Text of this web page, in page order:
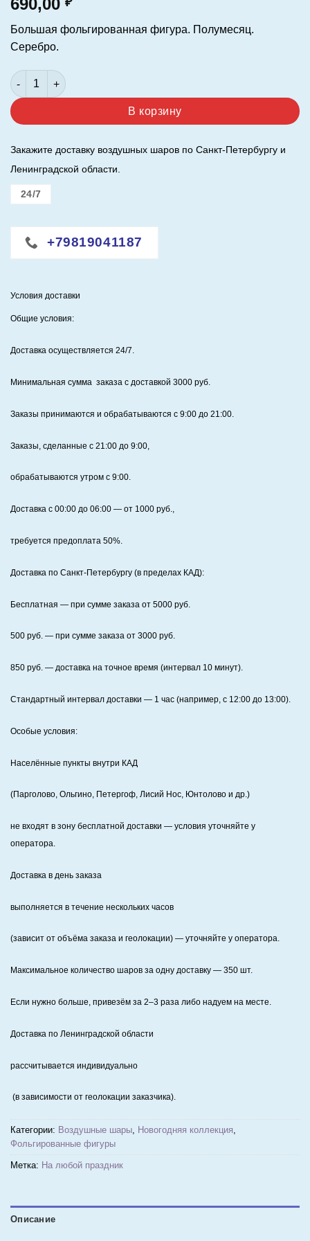
690,00
Большая фольгированная фигура. Полумесяц.
Серебро.
Количество товара Шар (35"/89 см.) Фигура. Полумесяц.
В корзину
Закажите доставку воздушных шаров по Санкт-Петербургу и
Ленинградской области.
24/7
+79819041187
Условия доставки
Общие условия:
Доставка осуществляется 24/7.
Минимальная сумма заказа с доставкой 3000 руб.
Заказы принимаются и обрабатываются с 9:00 до 21:00.
Заказы, сделанные с 21:00 до 9:00,
обрабатываются утром с 9:00.
Доставка с 00:00 до 06:00 — от 1000 руб.,
требуется предоплата 50%.
Доставка по Санкт‑Петербургу (в пределах КАД):
Бесплатная — при сумме заказа от 5000 руб.
500 руб. — при сумме заказа от 3000 руб.
850 руб. — доставка на точное время (интервал 10 минут).
Стандартный интервал доставки — 1 час (например, с 12:00 до 13:00).
Особые условия:
Населённые пункты внутри КАД
(Парголово, Ольгино, Петергоф, Лисий Нос, Юнтолово и др.)
не входят в зону бесплатной доставки — условия уточняйте у
оператора.
Доставка в день заказа
выполняется в течение нескольких часов
(зависит от объёма заказа и геолокации) — уточняйте у оператора.
Максимальное количество шаров за одну доставку — 350 шт.
Если нужно больше, привезём за 2–3 раза либо надуем на месте.
Доставка по Ленинградской области
рассчитывается индивидуально
(в зависимости от геолокации заказчика).
Категории: Воздушные шары, Новогодняя коллекция,
Фольгированные фигуры
Метка: На любой праздник
Описание